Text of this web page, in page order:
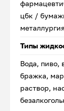
цбк /
металлургия
Типы
Вода, пиво,
бражка,
раствор,